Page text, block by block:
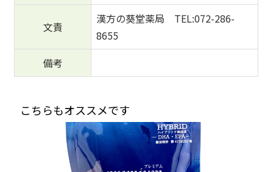
文責
漢方の葵堂薬局 TEL:072-286-
8655
備考
こちらもオススメです